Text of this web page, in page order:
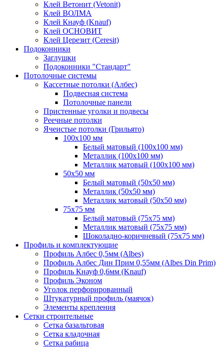
Клей Ветонит (Vetonit)
Клей ВОЛМА
Клей Кнауф (Knauf)
Клей ОСНОВИТ
Клей Церезит (Ceresit)
Подоконники
Заглушки
Подоконники "Стандарт"
Потолочные системы
Кассетные потолки (Албес)
Подвесная система
Потолочные панели
Пристенные уголки и подвесы
Реечные потолки
Ячеистые потолки (Грильято)
100х100 мм
Белый матовый (100х100 мм)
Металлик (100х100 мм)
Металлик матовый (100х100 мм)
50х50 мм
Белый матовый (50х50 мм)
Металлик (50х50 мм)
Металлик матовый (50х50 мм)
75х75 мм
Белый матовый (75х75 мм)
Металлик матовый (75х75 мм)
Шоколадно-коричневый (75х75 мм)
Профиль и комплектующие
Профиль Албес 0,5мм (Albes)
Профиль Албес Дин Прим 0,55мм (Albes Din Prim)
Профиль Кнауф 0,6мм (Knauf)
Профиль Эконом
Уголок перфорированный
Штукатурный профиль (маячок)
Элементы крепления
Сетки строительные
Сетка базальтовая
Сетка кладочная
Сетка рабица